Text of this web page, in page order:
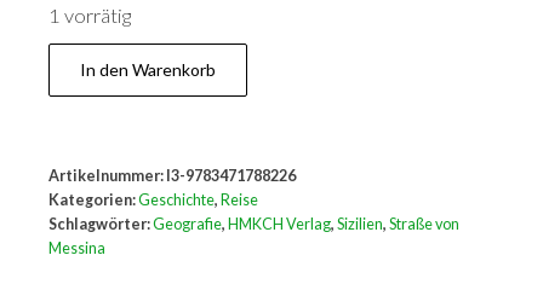
1 vorrätig
Straße
Menge
In den Warenkorb
Artikelnummer: I3-9783471788226
Kategorien:Geschichte, Reise
Schlagwörter:Geografie, HMKCH Verlag, Sizilien, Straße von
Messina